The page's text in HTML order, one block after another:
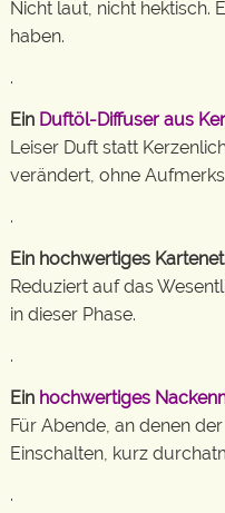
Nicht laut, nicht hektisch.
haben.
.
Ein Duftöl-Diffuser aus
Leiser Duft statt
verändert, ohne
.
Ein hochwertiges
Reduziert auf das
in dieser Phase.
.
Ein hochwertiges
Für Abende, an denen
Einschalten, kurz
.